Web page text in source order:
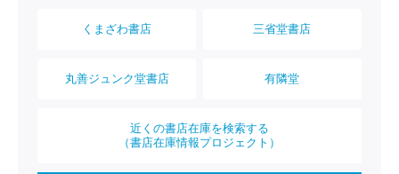
くまざわ書店 三省堂書店
丸善ジュンク堂書店 有隣堂
近くの書店在庫を検索する
（書店在庫情報プロジェクト）